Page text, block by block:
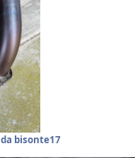
da bisonte17